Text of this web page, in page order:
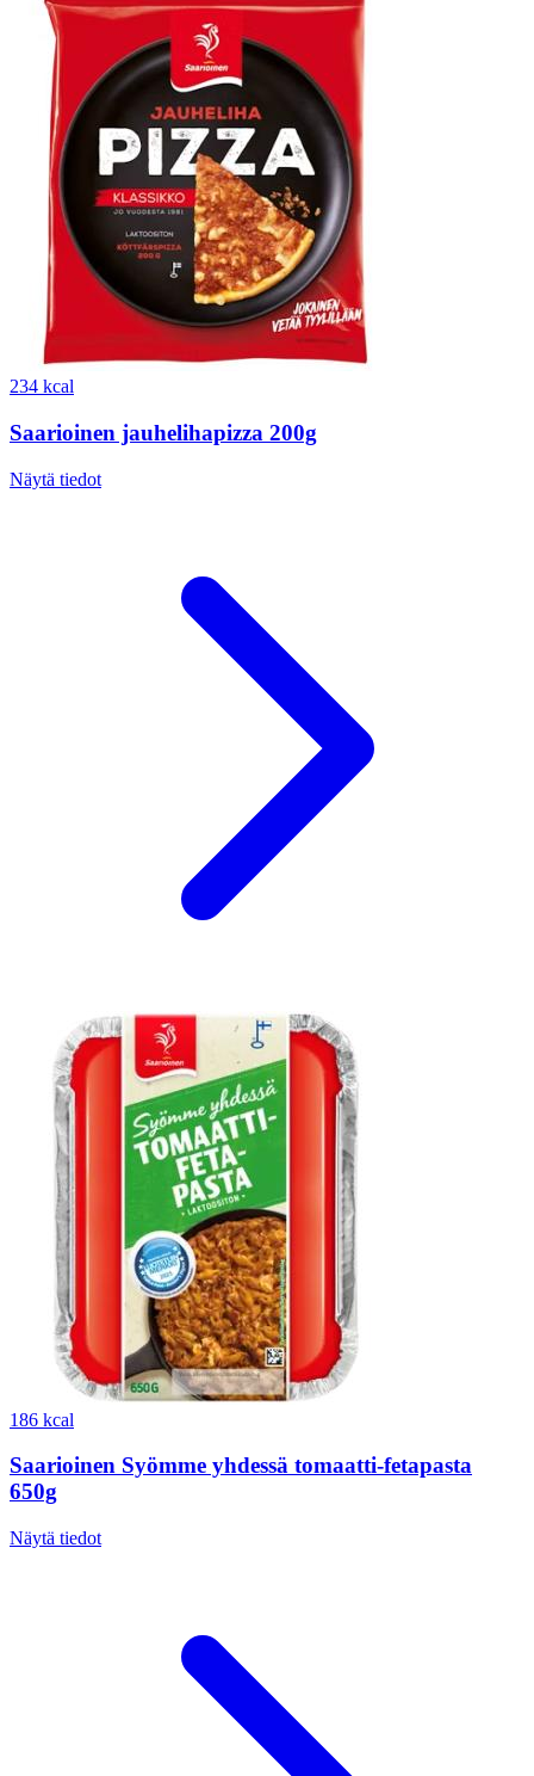
234 kcal
Saarioinen jauhelihapizza 200g
Näytä tiedot
186 kcal
Saarioinen Syömme yhdessä tomaatti-fetapasta
650g
Näytä tiedot